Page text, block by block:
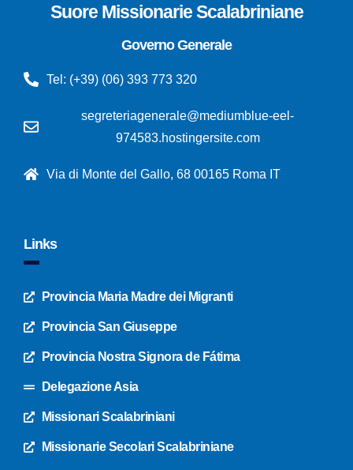
Suore Missionarie Scalabriniane
Governo Generale
Tel: (+39) (06) 393 773 320
segreteriagenerale@mediumblue-eel-
974583.hostingersite.com
Via di Monte del Gallo, 68 00165 Roma IT
Links
Provincia Maria Madre dei Migranti
Provincia San Giuseppe
Provincia Nostra Signora de Fátima
Delegazione Asia
Missionari Scalabriniani
Missionarie Secolari Scalabriniane